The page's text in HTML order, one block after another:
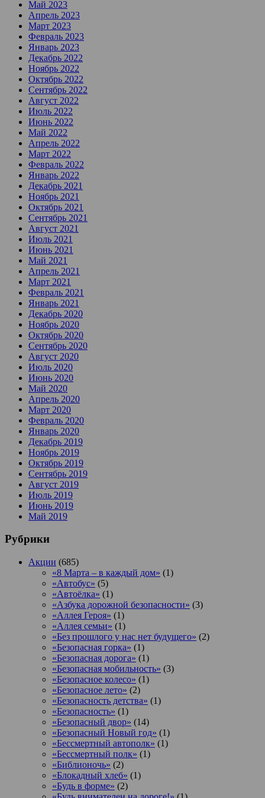
Май 2023
Апрель 2023
Март 2023
Февраль 2023
Январь 2023
Декабрь 2022
Ноябрь 2022
Октябрь 2022
Сентябрь 2022
Август 2022
Июль 2022
Июнь 2022
Май 2022
Апрель 2022
Март 2022
Февраль 2022
Январь 2022
Декабрь 2021
Ноябрь 2021
Октябрь 2021
Сентябрь 2021
Август 2021
Июль 2021
Июнь 2021
Май 2021
Апрель 2021
Март 2021
Февраль 2021
Январь 2021
Декабрь 2020
Ноябрь 2020
Октябрь 2020
Сентябрь 2020
Август 2020
Июль 2020
Июнь 2020
Май 2020
Апрель 2020
Март 2020
Февраль 2020
Январь 2020
Декабрь 2019
Ноябрь 2019
Октябрь 2019
Сентябрь 2019
Август 2019
Июль 2019
Июнь 2019
Май 2019
Рубрики
Акции (685)
«8 Марта – в каждый дом» (1)
«Автобус» (5)
«Автоёлка» (1)
«Азбука дорожной безопасности» (3)
«Аллея Героя» (1)
«Аллея семьи» (1)
«Без прошлого у нас нет будущего» (2)
«Безопасная горка» (1)
«Безопасная дорога» (1)
«Безопасная мобильность» (3)
«Безопасное колесо» (1)
«Безопасное лето» (2)
«Безопасность детства» (1)
«Безопасность» (1)
«Безопасный двор» (14)
«Безопасный Новый год» (1)
«Бессмертный автополк» (1)
«Бессмертный полк» (1)
«Библионочь» (2)
«Блокадный хлеб» (1)
«Будь в форме» (2)